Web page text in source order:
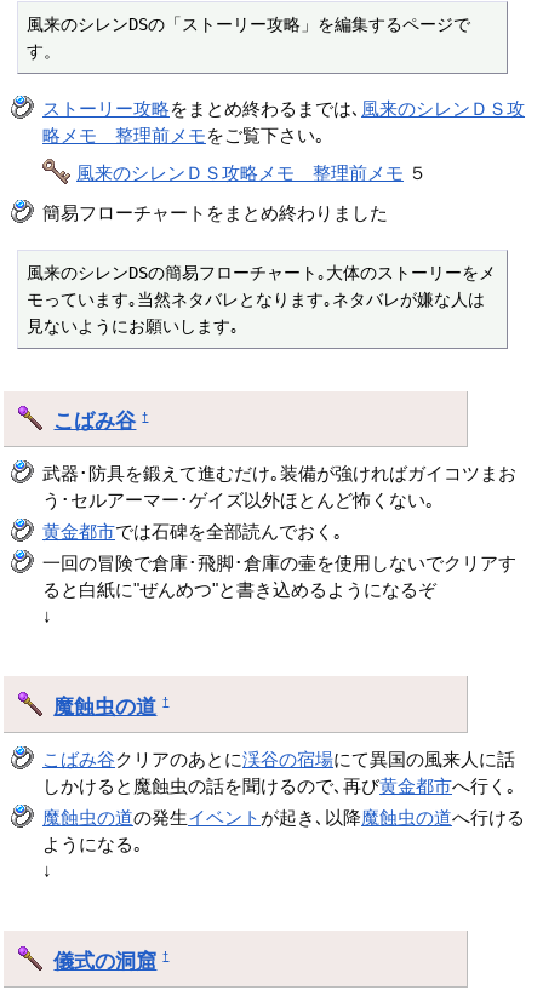
風来のシレンDSの「ストーリー攻略」を編集するページで
す。
ストーリー攻略をまとめ終わるまでは､ 風来のシレンＤＳ攻
略メモ 整理前メモをご覧下さい｡
風来のシレンＤＳ攻略メモ 整理前メモ ５
簡易フローチャートをまとめ終わりました
風来のシレンDSの簡易フローチャート｡大体のストーリーをメ
モっています｡当然ネタバレとなります｡ネタバレが嫌な人は
見ないようにお願いします｡
こばみ谷 †
武器･防具を鍛えて進むだけ｡装備が強ければガイコツまお
う･セルアーマー･ゲイズ以外ほとんど怖くない｡
黄金都市では石碑を全部読んでおく｡
一回の冒険で倉庫･飛脚･倉庫の壷を使用しないでクリアす
ると白紙に"ぜんめつ"と書き込めるようになるぞ
↓
魔蝕虫の道 †
こばみ谷クリアのあとに渓谷の宿場にて異国の風来人に話
しかけると魔蝕虫の話を聞けるので､再び黄金都市へ行く｡
魔蝕虫の道の発生イベント が起き､以降魔蝕虫の道へ行ける
ようになる｡
↓
儀式の洞窟 †